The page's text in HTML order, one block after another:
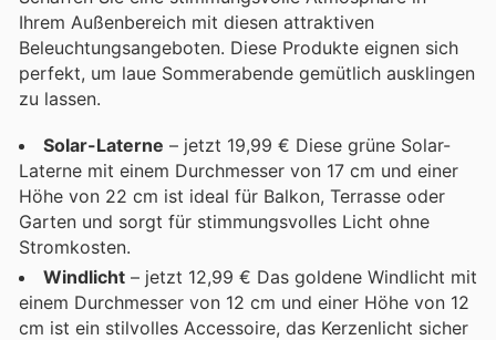
Ihrem Außenbereich mit diesen attraktiven
Beleuchtungsangeboten. Diese Produkte eignen sich
perfekt, um laue Sommerabende gemütlich ausklingen
zu lassen.
Solar-Laterne – jetzt 19,99 € Diese grüne Solar-
Laterne mit einem Durchmesser von 17 cm und einer
Höhe von 22 cm ist ideal für Balkon, Terrasse oder
Garten und sorgt für stimmungsvolles Licht ohne
Stromkosten.
Windlicht – jetzt 12,99 € Das goldene Windlicht mit
einem Durchmesser von 12 cm und einer Höhe von 12
cm ist ein stilvolles Accessoire, das Kerzenlicht sicher